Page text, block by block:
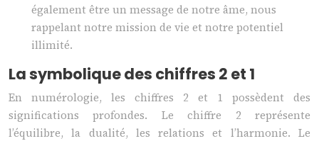
également être un message de notre âme, nous
rappelant notre mission de vie et notre potentiel
illimité.
La symbolique des chiffres 2 et 1
En numérologie, les chiffres 2 et 1 possèdent des
significations profondes. Le chiffre 2 représente
l’équilibre, la dualité, les relations et l’harmonie. Le